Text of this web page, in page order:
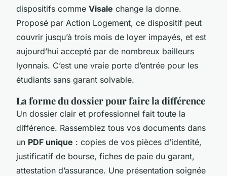
dispositifs comme Visale change la donne.
Proposé par Action Logement, ce dispositif peut
couvrir jusqu’à trois mois de loyer impayés, et est
aujourd’hui accepté par de nombreux bailleurs
lyonnais. C’est une vraie porte d’entrée pour les
étudiants sans garant solvable.
La forme du dossier pour faire la différence
Un dossier clair et professionnel fait toute la
différence. Rassemblez tous vos documents dans
un PDF unique : copies de vos pièces d’identité,
justificatif de bourse, fiches de paie du garant,
attestation d’assurance. Une présentation soignée